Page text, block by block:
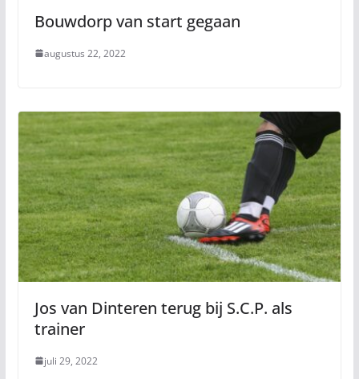
Bouwdorp van start gegaan
augustus 22, 2022
Jos van Dinteren terug bij S.C.P. als
trainer
juli 29, 2022